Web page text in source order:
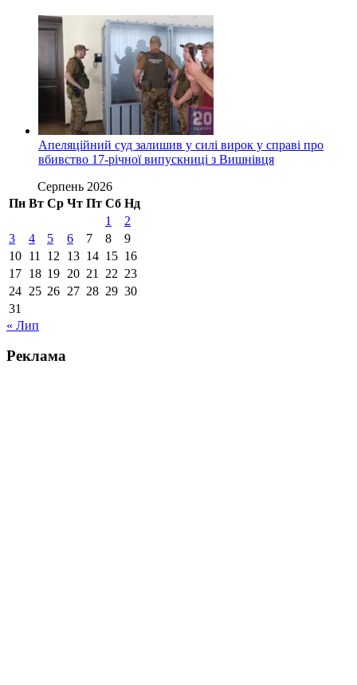
Апеляційний суд залишив у силі вирок у справі про
вбивство 17-річної випускниці з Вишнівця
Серпень 2026
Пн Вт Ср Чт Пт Сб Нд
1
2
3
4 5 6 7 8
9
10 11 12 13 14 15 16
17 18 19 20 21 22 23
24 25 26 27 28 29 30
31
« Лип
Реклама